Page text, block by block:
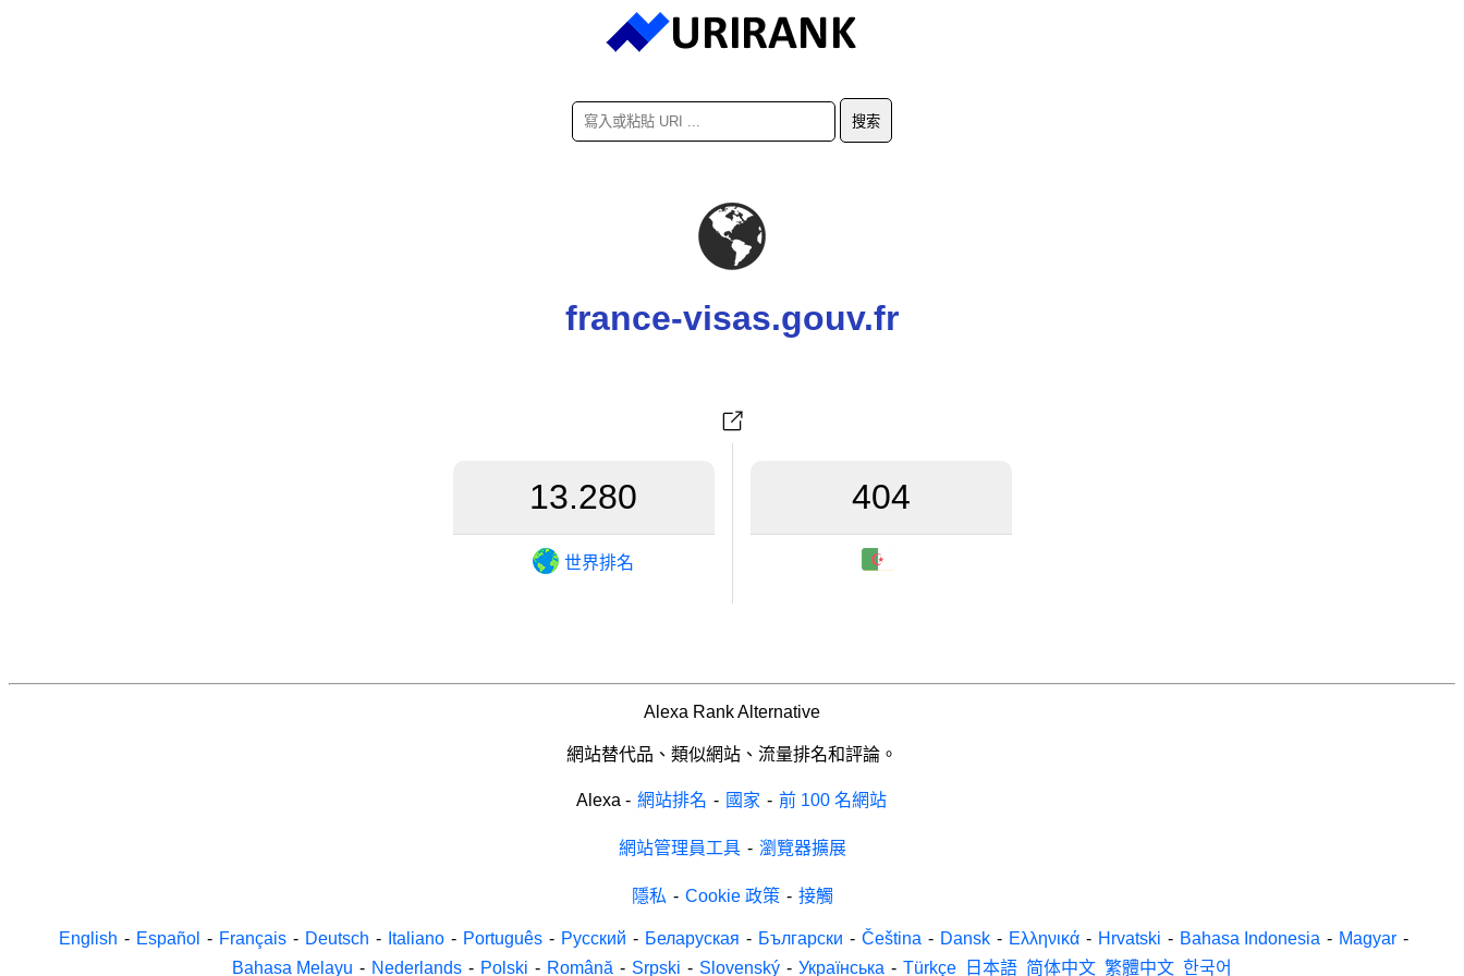
france-visas.gouv.fr
13.280
世界排名
404
Alexa Rank Alternative
網站替代品、類似網站、流量排名和評論。
Alexa - 網站排名 - 國家 - 前 100 名網站
網站管理員工具 - 瀏覽器擴展
隱私 - Cookie 政策 - 接觸
English - Español - Français - Deutsch - Italiano - Português - Русский - Беларуская - Български - Čeština - Dansk - Ελληνικά - Hrvatski - Bahasa Indonesia - Magyar -
Bahasa Melayu - Nederlands - Polski - Română - Srpski - Slovenský - Українська - Türkçe 日本語 简体中文 繁體中文 한국어